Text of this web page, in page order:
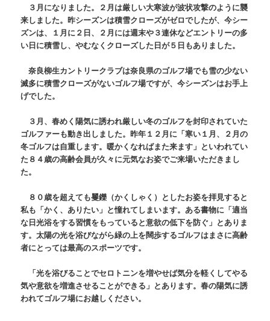
３月になりました。２月は厳しい大寒波が波状攻撃のように襲
来しました。昨シーズンは積雪クローズがゼロでしたが、今シー
ズンは、１月に２日、２月には週末や３連休などエントリーの多
い日に積雪し、やむなくクローズした日が５日もありました。
奈良柳生カントリークラブは奈良県のゴルフ場でも雪の少ない
滅多に積雪クローズがないゴルフ場ですが、今シーズンはお手上
げでした。
３月、春めく陽気に誘われ厳しい冬のゴルフを封印されていた
ゴルファーも動き出しました。昨年１２月に「寒い１月、２月の
冬ゴルフは自重します。暖かくなればまた来ます」といわれてい
た８４歳の高齢会員が久々に元気なお姿でご来場いただきまし
た。
８０歳を超えても矍鑠（かくしゃく）としたお姿を拝見すると
私も「かく、ありたい」と憧れてしまいます。ある書物に「適当
な日光浴をする習慣をもっていると意欲の低下を防ぐ」とありま
す。太陽の光を浴びながら緑の上を闊歩するゴルフはまさに高齢
者にとっては最高のスポーツです。
「光を浴びることでセロトニンを増やせば気分を軽くしてやる
気や意欲を増進させることができる」とあります。春の陽気に誘
われてゴルフ場にお越しください。